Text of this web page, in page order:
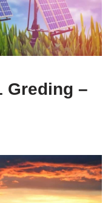
Greding –